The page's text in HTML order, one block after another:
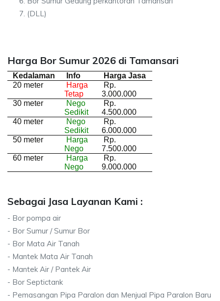
(DLL)
Harga Bor Sumur 2026 di Tamansari
Kedalaman Info
Harga Jasa
20 meter
Harga
Tetap
Rp.
3.000.000
30 meter
Nego
Sedikit
Rp.
4.500.000
40 meter
Nego
Sedikit
Rp.
6.000.000
50 meter
Harga
Nego
Rp.
7.500.000
60 meter
Harga
Nego
Rp.
9.000.000
Sebagai Jasa Layanan Kami :
- Bor pompa air
- Bor Sumur / Sumur Bor
- Bor Mata Air Tanah
- Mantek Mata Air Tanah
- Mantek Air / Pantek Air
- Bor Septictank
- Pemasangan Pipa Paralon dan Menjual Pipa Paralon Baru